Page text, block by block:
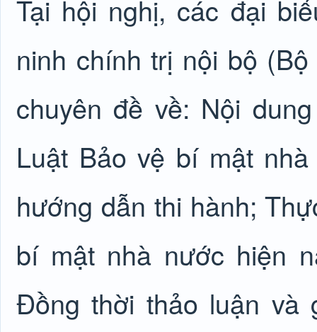
Tại hội nghị, các đại
ninh chính trị nội bộ
chuyên đề về: Nội
Luật Bảo vệ bí mật
hướng dẫn thi hành;
bí mật nhà nước hiện
Đồng thời thảo luận và